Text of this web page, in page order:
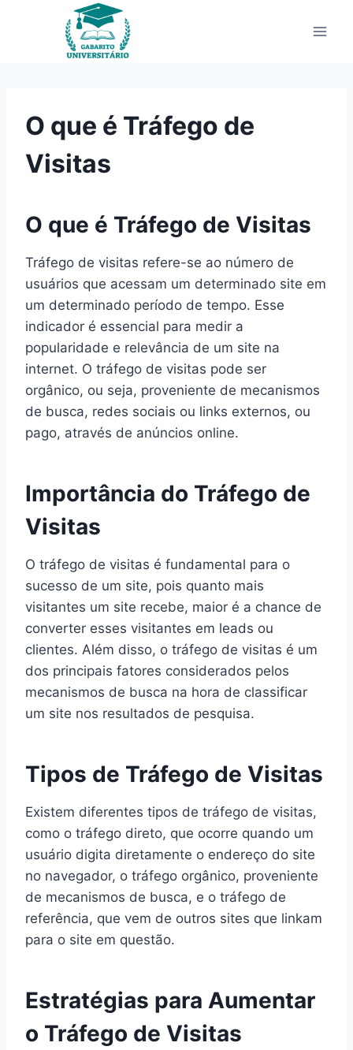
O que é Tráfego de
Visitas
O que é Tráfego de Visitas
Tráfego de visitas refere-se ao número de
usuários que acessam um determinado site em
um determinado período de tempo. Esse
indicador é essencial para medir a
popularidade e relevância de um site na
internet. O tráfego de visitas pode ser
orgânico, ou seja, proveniente de mecanismos
de busca, redes sociais ou links externos, ou
pago, através de anúncios online.
Importância do Tráfego de
Visitas
O tráfego de visitas é fundamental para o
sucesso de um site, pois quanto mais
visitantes um site recebe, maior é a chance de
converter esses visitantes em leads ou
clientes. Além disso, o tráfego de visitas é um
dos principais fatores considerados pelos
mecanismos de busca na hora de classificar
um site nos resultados de pesquisa.
Tipos de Tráfego de Visitas
Existem diferentes tipos de tráfego de visitas,
como o tráfego direto, que ocorre quando um
usuário digita diretamente o endereço do site
no navegador, o tráfego orgânico, proveniente
de mecanismos de busca, e o tráfego de
referência, que vem de outros sites que linkam
para o site em questão.
Estratégias para Aumentar
o Tráfego de Visitas